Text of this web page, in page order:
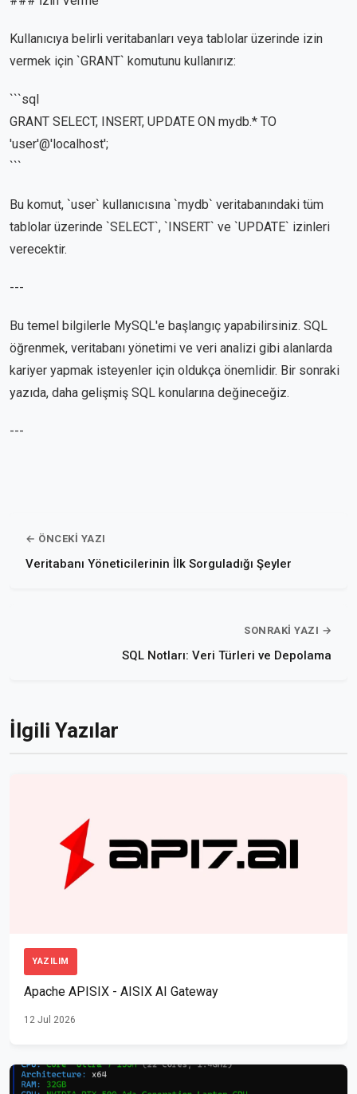
Kullanıcıya belirli veritabanları veya tablolar üzerinde izin
vermek için `GRANT` komutunu kullanırız:
```sql
GRANT SELECT, INSERT, UPDATE ON mydb.* TO
'user'@'localhost';
```
Bu komut, `user` kullanıcısına `mydb` veritabanındaki tüm
tablolar üzerinde `SELECT`, `INSERT` ve `UPDATE` izinleri
verecektir.
---
Bu temel bilgilerle MySQL'e başlangıç yapabilirsiniz. SQL
öğrenmek, veritabanı yönetimi ve veri analizi gibi alanlarda
kariyer yapmak isteyenler için oldukça önemlidir. Bir sonraki
yazıda, daha gelişmiş SQL konularına değineceğiz.
---
← ÖNCEKI YAZI
Veritabanı Yöneticilerinin İlk Sorguladığı Şeyler
SONRAKI YAZI →
SQL Notları: Veri Türleri ve Depolama
İlgili Yazılar
YAZILIM
Apache APISIX - AISIX AI Gateway
12 Jul 2026